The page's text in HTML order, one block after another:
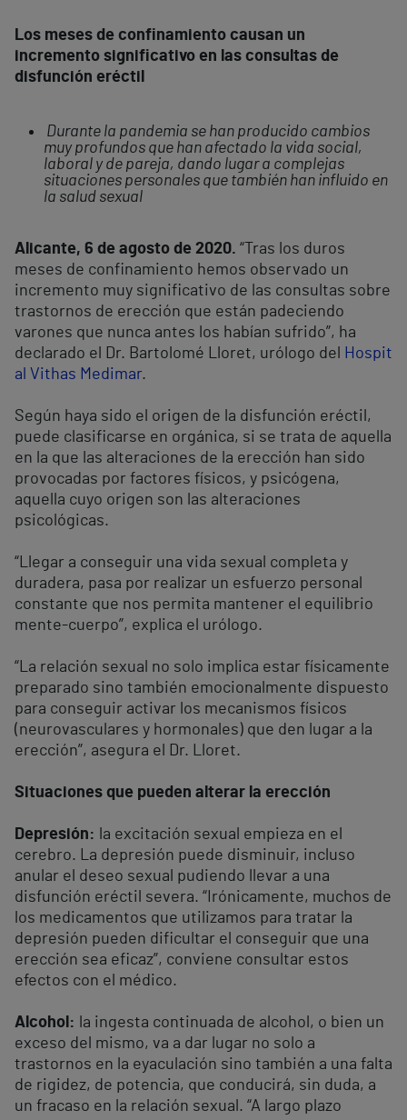
Los meses de confinamiento causan un
incremento significativo en las consultas de
disfunción eréctil
Durante la pandemia se han producido cambios
muy profundos que han afectado la vida social,
laboral y de pareja, dando lugar a complejas
situaciones personales que también han influido en
la salud sexual
Alicante, 6 de agosto de 2020. “Tras los duros
meses de confinamiento hemos observado un
incremento muy significativo de las consultas sobre
trastornos de erección que están padeciendo
varones que nunca antes los habían sufrido”, ha
declarado el Dr. Bartolomé Lloret, urólogo del
Hospit
al Vithas Medimar.
Según haya sido el origen de la disfunción eréctil,
puede clasificarse en orgánica, si se trata de aquella
en la que las alteraciones de la erección han sido
provocadas por factores físicos, y psicógena,
aquella cuyo origen son las alteraciones
psicológicas.
“Llegar a conseguir una vida sexual completa y
duradera, pasa por realizar un esfuerzo personal
constante que nos permita mantener el equilibrio
mente-cuerpo”, explica el urólogo.
“La relación sexual no solo implica estar físicamente
preparado sino también emocionalmente dispuesto
para conseguir activar los mecanismos físicos
(neurovasculares y hormonales) que den lugar a la
erección”, asegura el Dr. Lloret.
Situaciones que pueden alterar la erección
Depresión:
la excitación sexual empieza en el
cerebro. La depresión puede disminuir, incluso
anular el deseo sexual pudiendo llevar a una
disfunción eréctil severa. “Irónicamente, muchos de
los medicamentos que utilizamos para tratar la
depresión pueden dificultar el conseguir que una
erección sea eficaz”, conviene consultar estos
efectos con el médico.
Alcohol:
la ingesta continuada de alcohol, o bien un
exceso del mismo, va a dar lugar no solo a
trastornos en la eyaculación sino también a una falta
de rigidez, de potencia, que conducirá, sin duda, a
un fracaso en la relación sexual. “A largo plazo